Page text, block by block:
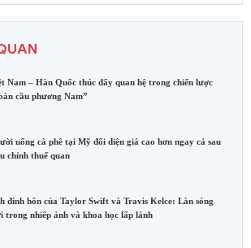
Nam – Hàn Quốc thúc đẩy quan hệ trong chiến lược
cầu phương Nam”
uống cà phê tại Mỹ đối diện giá cao hơn ngay cả sau
chỉnh thuế quan
đính hôn của Taylor Swift và Travis Kelce: Làn sóng
trong nhiếp ảnh và khoa học lấp lánh